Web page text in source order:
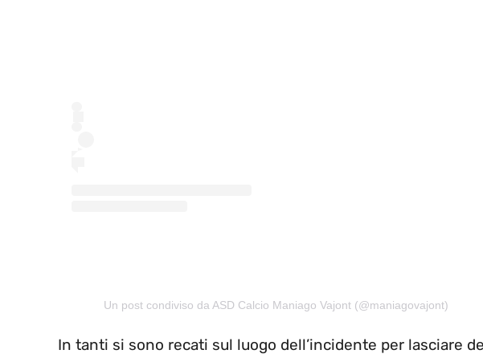
Un post condiviso da ASD Calcio Maniago Vajont (@maniagovajont)
In tanti si sono recati sul luogo dell’incidente per lasciare